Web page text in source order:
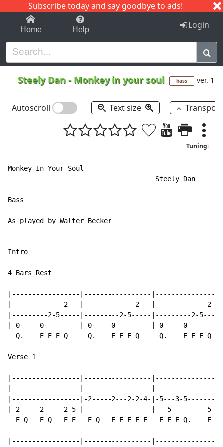
Subscribe today and say goodbye to ads!
1-9 C I J
Home Help Login
Steely Dan - Monkey in your soul bass ver. 1
Autoscroll Text size
Tuning:
Monkey In Your Soul
                                     Steely Dan
Bass
As played by Walter Becker
Intro
4 Bars Rest
|-----------------|-----------------
|-------------2---|-------------2---|-------------
|---------2-5-----|---------2-5-----|---------2-
|-0-----0---------|-0-----0---------|-0-----
Q.    E E E Q     Q.    E E E Q     Q.    E E E Q
Verse 1
|-----------------|-----------------
|-----------------|-----------------
|-----------------|-2-----2---2-2-4-|-5---3-5-------
|-2-----2-----2-5-|-----------------|---5---------
E Q   E Q   E E   E Q   E E E E E   E E E Q.    E E
|-----------------|-----------------